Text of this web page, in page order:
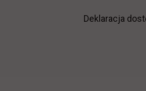
Deklaracja